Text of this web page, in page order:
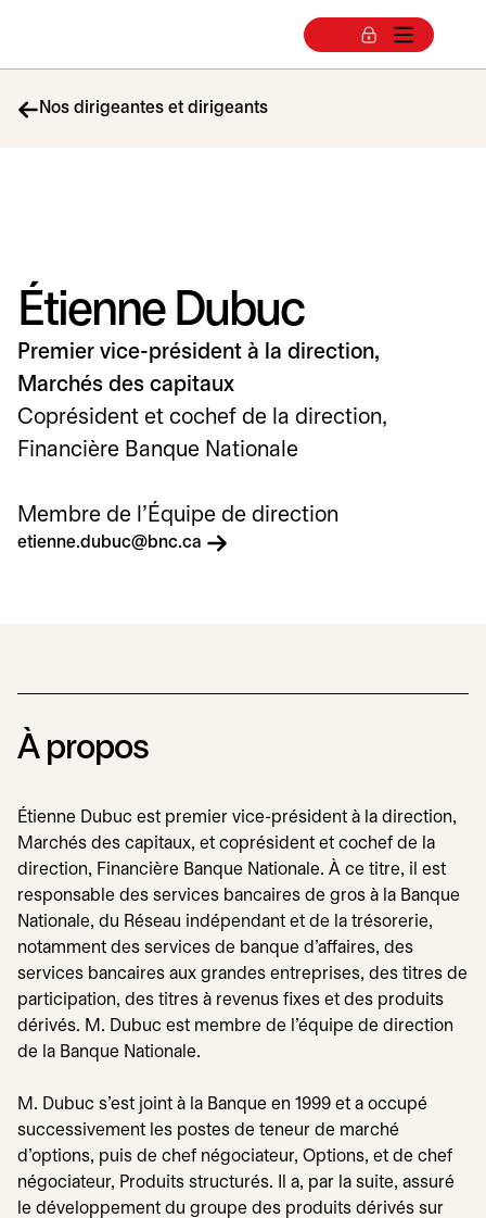
Nos dirigeantes et dirigeants
Étienne Dubuc
Premier vice-président à la direction,
Marchés des capitaux
Coprésident et cochef de la direction,
Financière Banque Nationale
Membre de l’Équipe de direction
etienne.dubuc@bnc.ca
À propos
Étienne Dubuc est premier vice-président à la direction,
Marchés des capitaux, et coprésident et cochef de la
direction, Financière Banque Nationale. À ce titre, il est
responsable des services bancaires de gros à la Banque
Nationale, du Réseau indépendant et de la trésorerie,
notamment des services de banque d'affaires, des
services bancaires aux grandes entreprises, des titres de
participation, des titres à revenus fixes et des produits
dérivés. M. Dubuc est membre de l’équipe de direction
de la Banque Nationale.
M. Dubuc s’est joint à la Banque en 1999 et a occupé
successivement les postes de teneur de marché
d’options, puis de chef négociateur, Options, et de chef
négociateur, Produits structurés. Il a, par la suite, assuré
le développement du groupe des produits dérivés sur